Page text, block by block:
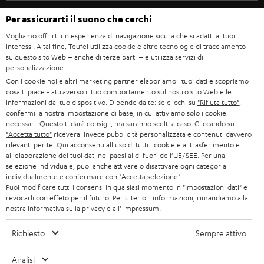
w
s
l
e
t
t
e
r
BLUETOOTH
CUFFIE
CUFFIE BLUETOOTH
SET STEREO
ALTOPARLANTE
ULTIMA
CUFFIE IN-EAR
FANSHOP
NOVITÁ
CARRIERA
STAMPA
B2B
BLOG
NEWSLETTER
NEGOZI
VANTAGGI TEUFEL
LA NOSTRA STORIA
MANAGEMENT
GERMANIA
AUSTRIA
SVIZZERA
PAESI BASSI
BELGIO
FRANCIA
POLONIA
Ci riserviamo il diritto di apportare modifiche relative a specifiche tecniche,
Per assicurarti il suono che cerchi
Vogliamo offrirti un'esperienza di navigazione sicura che si adatti ai tuoi
interessi. A tal fine, Teufel utilizza cookie e altre tecnologie di tracciamento
su questo sito Web – anche di terze parti – e utilizza servizi di
personalizzazione.
Con i cookie noi e altri marketing partner elaboriamo i tuoi dati e scopriamo
cosa ti piace - attraverso il tuo comportamento sul nostro sito Web e le
informazioni dal tuo dispositivo. Dipende da te: se clicchi su "Rifiuta tutto"
confermi la nostra impostazione di base, in cui attiviamo solo i cookie
necessari. Questo ti darà consigli, ma saranno scelti a caso. Cliccando su
"Accetta tutto" riceverai invece pubblicità personalizzata e contenuti davvero
rilevanti per te. Qui acconsenti all'uso di tutti i cookie e al trasferimento e
all'elaborazione dei tuoi dati nei paesi al di fuori dell’UE/SEE. Per una
selezione individuale, puoi anche attivare o disattivare ogni categoria
individualmente e confermare con "Accetta selezione"
Puoi modificare tutti i consensi in qualsiasi momento in "Impostazioni dati" e
revocarli con effeto per il futuro. Per ulteriori informazioni, rimandiamo alla
nostra informativa sulla privacye all' impressum
Richiesto Sempre attivo
Analisi